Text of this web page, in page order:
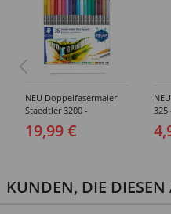
NEU Doppelfasermaler
Staedtler 3200 -
Ausführungen
19,99 €
325
KUNDEN, DIE